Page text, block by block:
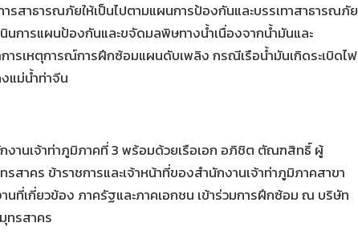
รสาธารณภัยให้เป็นไปตามแผนการป้องกันและบรรเทาสาธารณภัย
การแผนป้องกันและขจัดมลพิษทางน้ำเนื่องจากน้ำมันและ
รเหตุการณ์การฝึกซ้อมแผนดับเพลิง กรณีเรือน้ำมันเกิดระเบิดไฟ
แม่น้ำท่าจีน
งานเจ้าท่าภูมิภาคที่ 3 พร้อมด้วยเรือเอก อภิชิต ตัณฑสิทธิ์ ผู้
สาคร ข้าราชการและเจ้าหน้าที่ของสำนักงานเจ้าท่าภูมิภาคสาขา
นที่เกี่ยวข้อง ภาครัฐและภาคเอกชน เข้าร่วมการฝึกซ้อม ณ บริษัท
ทรสาคร